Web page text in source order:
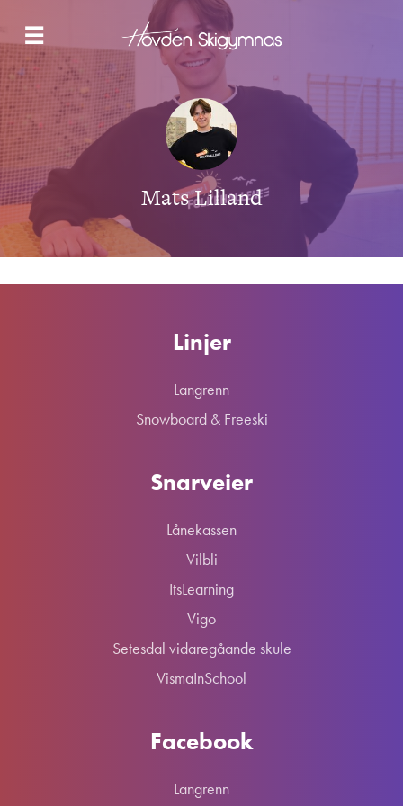
NYHETER
LANGRENN
SNOWBOARD & FREESKI
SKOLETILBUDET
HYBELBYGG
OM OSS
KONTAKT
SØK NÅ
☰
Mats Lilland
Linjer
Langrenn
Snowboard & Freeski
Snarveier
Lånekassen
Vilbli
ItsLearning
Vigo
Setesdal vidaregåande skule
VismaInSchool
Facebook
Langrenn